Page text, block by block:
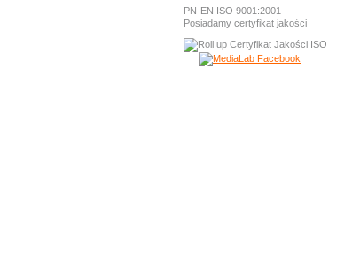
PN-EN ISO 9001:2001
Posiadamy certyfikat jakości